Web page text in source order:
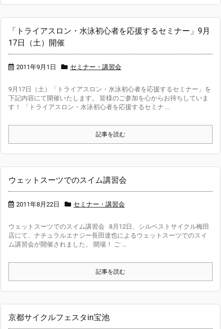
「トライアスロン・水泳初心者を応援するセミナー」9月
17日（土）開催
2011年9月1日 セミナー・講習会
9月17日（土）「トライアスロン・水泳初心者を応援するセミナー」を
下記内容にて開催いたします。 皆様のご参加を心からお待ちしていま
す！ 「トライアスロン・水泳初心者を応援するセミナ ...
記事を読む
ウェットスーツでのスイム講習会
2011年8月22日 セミナー・講習会
ウェットスーツでのスイム講習会 8月12日、シルベストサイクル梅田
店にて、ナチュラルエナジー長田達也によるウェットスーツでのスイ
ム講習会が開催されました。 開場！ ご ...
記事を読む
京都サイクルフェスタin宝池